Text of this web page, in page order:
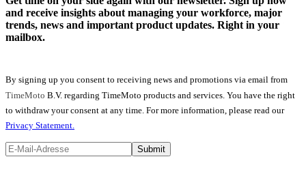
and receive insights about managing your workforce, major
trends, news and important product updates. Right in your
mailbox.
By signing up you consent to receiving news and promotions via email from
TimeMoto B.V. regarding TimeMoto products and services. You have the right
to withdraw your consent at any time. For more information, please read our
Privacy Statement.
Submit